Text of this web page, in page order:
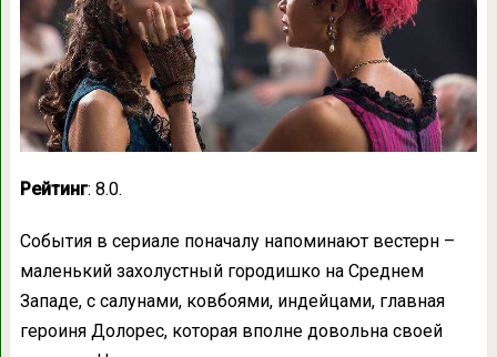
Рейтинг: 8.0.
События в сериале поначалу напоминают вестерн –
маленький захолустный городишко на Среднем
Западе, с салунами, ковбоями, индейцами, главная
героиня Долорес, которая вполне довольна своей